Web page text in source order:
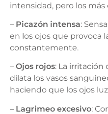
intensidad, pero los
– Picazón intensa:
en los ojos que provoca
constantemente.
– Ojos rojos: La irritación
dilata los vasos
haciendo que los ojos
– Lagrimeo excesivo: